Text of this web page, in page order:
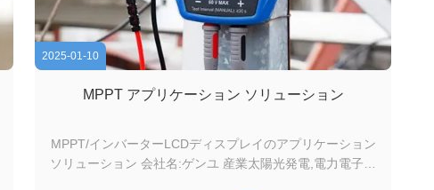
2025-01-10
MPPT アプリケーション ソリューション
MPPT/インバーターLCDディスプレイのアプリケーション
ソリューション 会社名:ゲンユ 産業太陽光発電,電力電子機